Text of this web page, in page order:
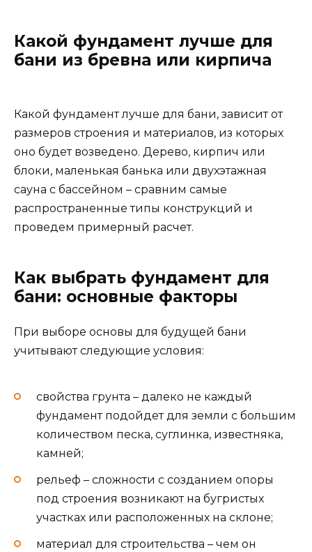
Какой фундамент лучше для
бани из бревна или кирпича
Какой фундамент лучше для бани, зависит от
размеров строения и материалов, из которых
оно будет возведено. Дерево, кирпич или
блоки, маленькая банька или двухэтажная
сауна с бассейном – сравним самые
распространенные типы конструкций и
проведем примерный расчет.
Как выбрать фундамент для
бани: основные факторы
При выборе основы для будущей бани
учитывают следующие условия:
свойства грунта – далеко не каждый
фундамент подойдет для земли с большим
количеством песка, суглинка, известняка,
камней;
рельеф – сложности с созданием опоры
под строения возникают на бугристых
участках или расположенных на склоне;
материал для строительства – чем он